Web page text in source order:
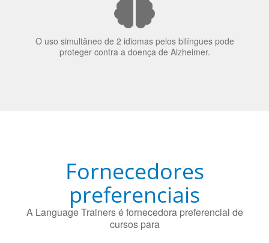
Fornecedores
preferenciais